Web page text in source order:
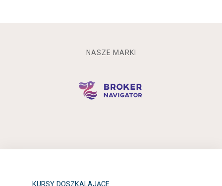
NASZE MARKI